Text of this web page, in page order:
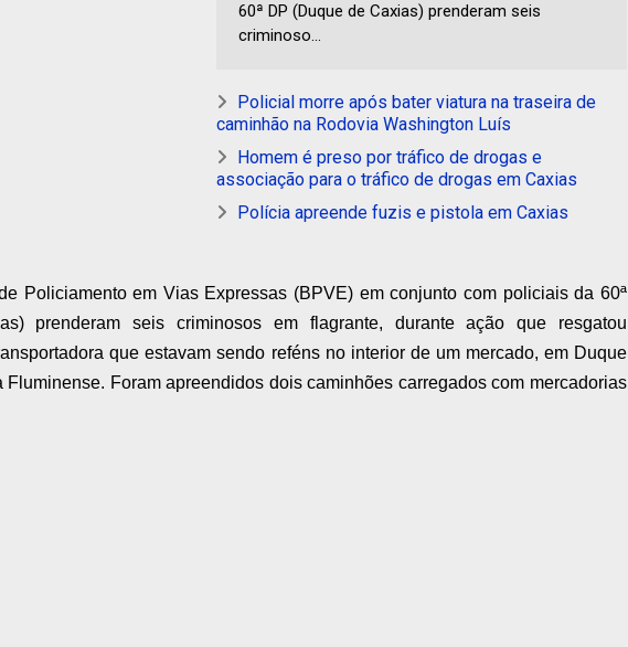
60ª DP (Duque de Caxias) prenderam seis
criminoso...
Policial morre após bater viatura na traseira de
caminhão na Rodovia Washington Luís
Homem é preso por tráfico de drogas e
associação para o tráfico de drogas em Caxias
Polícia apreende fuzis e pistola em Caxias
Policiamento em Vias Expressas (BPVE) em conjunto com policiais da 60ª
prenderam seis criminosos em flagrante, durante ação que resgatou
que estavam sendo reféns no interior de um mercado, em Duque
Foram apreendidos dois caminhões carregados com mercadorias